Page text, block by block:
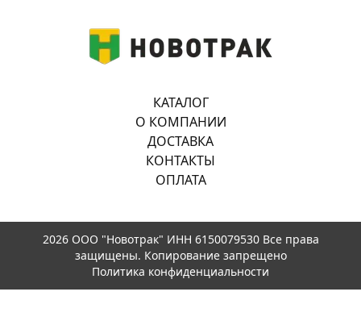
КАТАЛОГ
О КОМПАНИИ
ДОСТАВКА
КОНТАКТЫ
ОПЛАТА
2026 ООО "Новотрак" ИНН 6150079530 Все права
защищены. Копирование запрещено
Политика конфиденциальности